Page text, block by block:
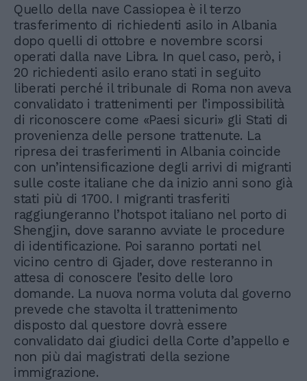
Quello della nave Cassiopea è il terzo
trasferimento di richiedenti asilo in Albania
dopo quelli di ottobre e novembre scorsi
operati dalla nave Libra. In quel caso, però, i
20 richiedenti asilo erano stati in seguito
liberati perché il tribunale di Roma non aveva
convalidato i trattenimenti per l’impossibilità
di riconoscere come «Paesi sicuri» gli Stati di
provenienza delle persone trattenute. La
ripresa dei trasferimenti in Albania coincide
con un’intensificazione degli arrivi di migranti
sulle coste italiane che da inizio anni sono già
stati più di 1700. I migranti trasferiti
raggiungeranno l’hotspot italiano nel porto di
Shengjin, dove saranno avviate le procedure
di identificazione. Poi saranno portati nel
vicino centro di Gjader, dove resteranno in
attesa di conoscere l’esito delle loro
domande. La nuova norma voluta dal governo
prevede che stavolta il trattenimento
disposto dal questore dovrà essere
convalidato dai giudici della Corte d’appello e
non più dai magistrati della sezione
immigrazione.